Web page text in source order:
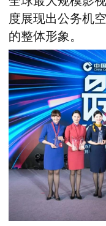
度展现出公务机
的整体形象。